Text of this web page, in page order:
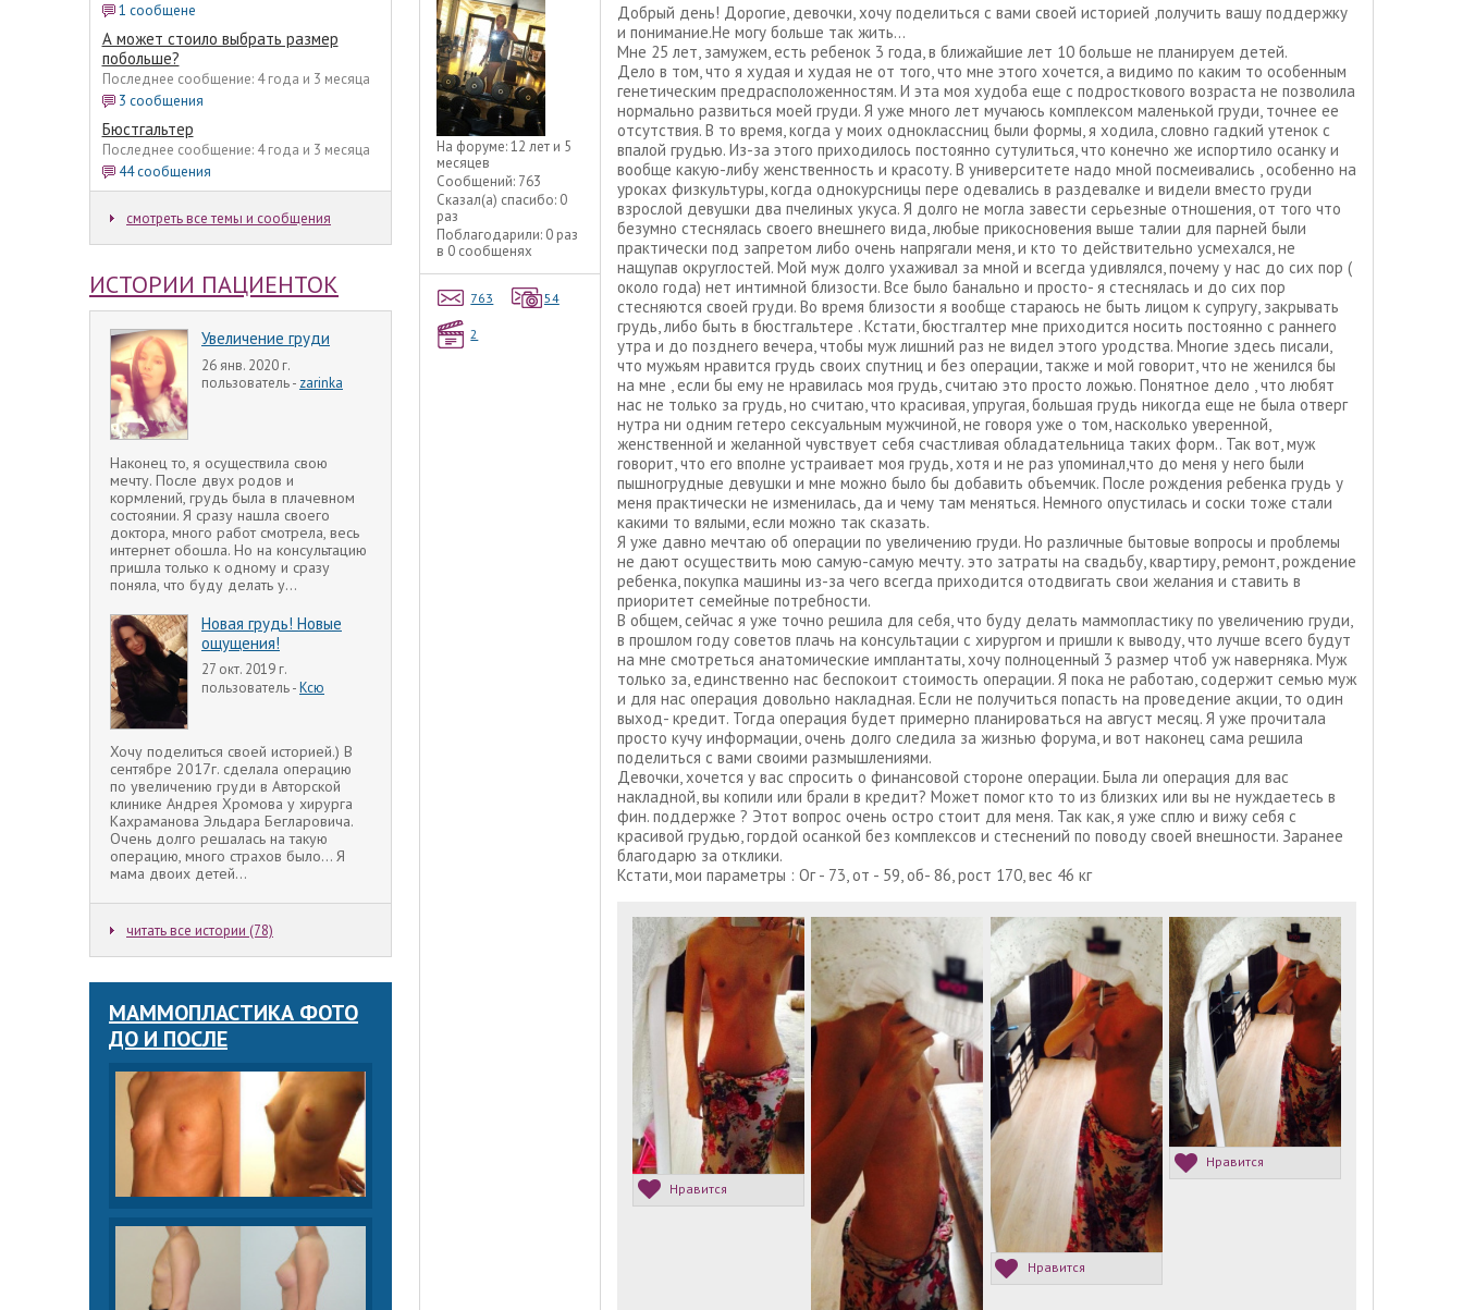
1 сообщене
А может стоило выбрать размер
побольше?
Последнее сообщение: 4 года и 3 месяца
3 сообщения
Бюстгальтер
Последнее сообщение: 4 года и 3 месяца
44 сообщения
смотреть все темы и сообщения
ИСТОРИИ ПАЦИЕНТОК
Увеличение груди
26 янв. 2020 г.
пользователь - zarinka
Наконец то, я осуществила свою
мечту. После двух родов и
кормлений, грудь была в плачевном
состоянии. Я сразу нашла своего
доктора, много работ смотрела, весь
интернет обошла. Но на консультацию
пришла только к одному и сразу
поняла, что буду делать у...
Новая грудь! Новые
ощущения!
27 окт. 2019 г.
пользователь -Ксю
Хочу поделиться своей историей.) В
сентябре 2017г. сделала операцию
по увеличению груди в Авторской
клинике Андрея Хромова у хирурга
Кахраманова Эльдара Бегларовича.
Очень долго решалась на такую
операцию, много страхов было... Я
мама двоих детей...
читать все истории (78)
МАММОПЛАСТИКА ФОТО
ДО И ПОСЛЕ
На форуме:12 лет и 5
месяцев
Сообщений: 763
Сказал(а) спасибо: 0
раз
Поблагодарили: 0 раз
в 0 сообщенях
763 54
2
Добрый день! Дорогие, девочки, хочу поделиться с вами своей историей ,получить вашу поддержку
и понимание.Не могу больше так жить...
Мне 25 лет, замужем, есть ребенок 3 года, в ближайшие лет 10 больше не планируем детей.
Дело в том, что я худая и худая не от того, что мне этого хочется, а видимо по каким то особенным
генетическим предрасположенностям. И эта моя худоба еще с подросткового возраста не позволила
нормально развиться моей груди. Я уже много лет мучаюсь комплексом маленькой груди, точнее ее
отсутствия. В то время, когда у моих одноклассниц были формы, я ходила, словно гадкий утенок с
впалой грудью. Из-за этого приходилось постоянно сутулиться, что конечно же испортило осанку и
вообще какую-либу женственность и красоту. В университете надо мной посмеивались , особенно на
уроках физкультуры, когда однокурсницы пере одевались в раздевалке и видели вместо груди
взрослой девушки два пчелиных укуса. Я долго не могла завести серьезные отношения, от того что
безумно стеснялась своего внешнего вида, любые прикосновения выше талии для парней были
практически под запретом либо очень напрягали меня, и кто то действительно усмехался, не
нащупав округлостей. Мой муж долго ухаживал за мной и всегда удивлялся, почему у нас до сих пор (
около года) нет интимной близости. Все было банально и просто- я стеснялась и до сих пор
стесняются своей груди. Во время близости я вообще стараюсь не быть лицом к супругу, закрывать
грудь, либо быть в бюстгальтере . Кстати, бюстгалтер мне приходится носить постоянно с раннего
утра и до позднего вечера, чтобы муж лишний раз не видел этого уродства. Многие здесь писали,
что мужьям нравится грудь своих спутниц и без операции, также и мой говорит, что не женился бы
на мне , если бы ему не нравилась моя грудь, считаю это просто ложью. Понятное дело , что любят
нас не только за грудь, но считаю, что красивая, упругая, большая грудь никогда еще не была отверг
нутра ни одним гетеро сексуальным мужчиной, не говоря уже о том, насколько уверенной,
женственной и желанной чувствует себя счастливая обладательница таких форм.. Так вот, муж
говорит, что его вполне устраивает моя грудь, хотя и не раз упоминал,что до меня у него были
пышногрудные девушки и мне можно было бы добавить объемчик. После рождения ребенка грудь у
меня практически не изменилась, да и чему там меняться. Немного опустилась и соски тоже стали
какими то вялыми, если можно так сказать.
Я уже давно мечтаю об операции по увеличению груди. Но различные бытовые вопросы и проблемы
не дают осуществить мою самую-самую мечту. это затраты на свадьбу, квартиру, ремонт, рождение
ребенка, покупка машины из-за чего всегда приходится отодвигать свои желания и ставить в
приоритет семейные потребности.
В общем, сейчас я уже точно решила для себя, что буду делать маммопластику по увеличению груди,
в прошлом году советов плачь на консультации с хирургом и пришли к выводу, что лучше всего будут
на мне смотреться анатомические имплантаты, хочу полноценный 3 размер чтоб уж наверняка. Муж
только за, единственно нас беспокоит стоимость операции. Я пока не работаю, содержит семью муж
и для нас операция довольно накладная. Если не получиться попасть на проведение акции, то один
выход- кредит. Тогда операция будет примерно планироваться на август месяц. Я уже прочитала
просто кучу информации, очень долго следила за жизнью форума, и вот наконец сама решила
поделиться с вами своими размышлениями.
Девочки, хочется у вас спросить о финансовой стороне операции. Была ли операция для вас
накладной, вы копили или брали в кредит? Может помог кто то из близких или вы не нуждаетесь в
фин. поддержке ? Этот вопрос очень остро стоит для меня. Так как, я уже сплю и вижу себя с
красивой грудью, гордой осанкой без комплексов и стеснений по поводу своей внешности. Заранее
благодарю за отклики.
Кстати, мои параметры : Ог - 73, от - 59, об- 86, рост 170, вес 46 кг
Нравится
Нравится
Нравится